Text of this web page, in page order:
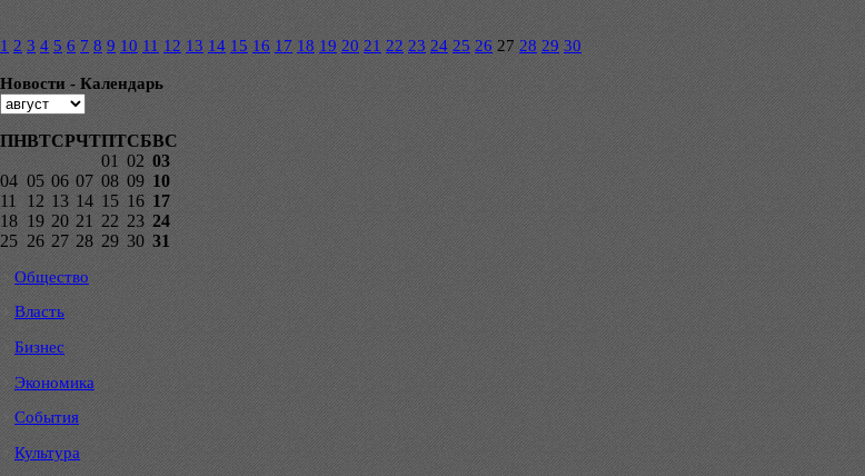
1 2 3 4 5 6 7 8 9 10 11 12 13 14 15 16 17 18 19 20 21 22 23 24 25 26 27 28 29 30
Новости - Календарь
ПНВТСРЧТПТСБВС
01 02 03
04 05 06 07 08 09 10
11
12 13 14 15 16 17
18 19 20 21 22 23 24
25 26 27 28 29 30 31
Общество
Власть
Бизнес
Экономика
События
Культура